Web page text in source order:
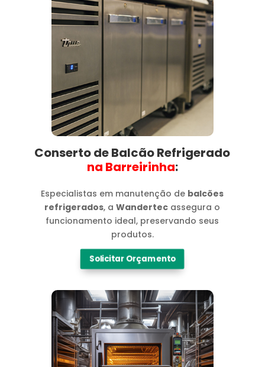
Conserto de Balcão Refrigerado
na Barreirinha​:
Especialistas em manutenção de balcões
refrigerados, aWandertec assegura o
funcionamento ideal, preservando seus
produtos.
Solicitar Orçamento